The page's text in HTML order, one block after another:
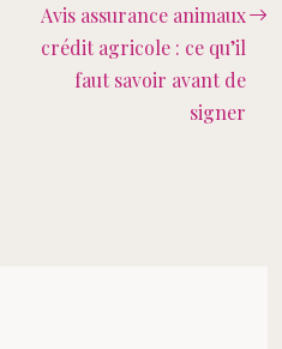
Avis assurance animaux
crédit agricole : ce qu’il
faut savoir avant de
signer